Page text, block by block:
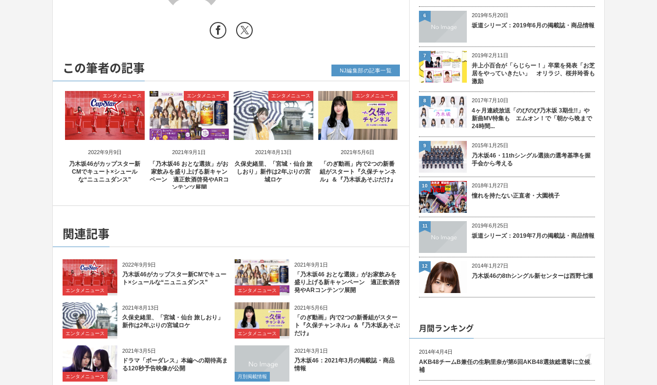
この筆者の記事
2022年9月9日
エンタメニュース
乃木坂46がカップスター新
CMでキュート×シュール
な“ニュニュダンス”
2021年9月1日
エンタメニュース
「乃木坂46 おとな選抜」がお
家飲みを盛り上げる新キャン
ペーン 適正飲酒啓発やARコ
ンテンツ展開
2021年8月13日
エンタメニュース
久保史緒里、「宮城・仙台 旅
しおり」新作は2年ぶりの宮
城ロケ
2021年5月6日
エンタメニュース
「のぎ動画」内で2つの新番
組がスタート『久保チャンネ
ル』＆『乃木坂あそぶだけ』
NJ編集部の記事一覧
関連記事
2022年9月9日
エンタメニュース
乃木坂46がカップスター新CMでキュー
ト×シュールな“ニュニュダンス”
2021年9月1日
エンタメニュース
「乃木坂46 おとな選抜」がお家飲みを
盛り上げる新キャンペーン 適正飲酒啓
発やARコンテンツ展開
2021年8月13日
エンタメニュース
久保史緒里、「宮城・仙台 旅しおり」
新作は2年ぶりの宮城ロケ
2021年5月6日
エンタメニュース
「のぎ動画」内で2つの新番組がスター
ト『久保チャンネル』＆『乃木坂あそぶ
だけ』
2021年3月5日
エンタメニュース
ドラマ「ボーダレス」本編への期待高ま
る120秒予告映像が公開
2021年3月1日
月別掲載情報
乃木坂46：2021年3月の掲載誌・商品
情報
2019年5月20日
坂道シリーズ：2019年6月の掲載誌・商品情報
6
2019年2月11日
井上小百合が「らじらー！」卒業を発表「お芝
居をやっていきたい」 オリラジ、桜井玲香も
激励
7
2017年7月10日
4ヶ月連続放送「のびのび乃木坂 3期生!!」や
新曲MV特集も エムオン！で「朝から晩まで
24時間...
8
2015年1月25日
乃木坂46・11thシングル選抜の選考基準を握
手会から考える
9
2018年1月27日
憧れを持たない正直者・大園桃子
10
2019年6月25日
坂道シリーズ：2019年7月の掲載誌・商品情報
11
2014年1月27日
乃木坂46の8thシングル新センターは西野七瀬
12
月間ランキング
2014年4月4日
AKB48チームB兼任の生駒里奈が第6回AKB48選抜総選挙に立候
補
1